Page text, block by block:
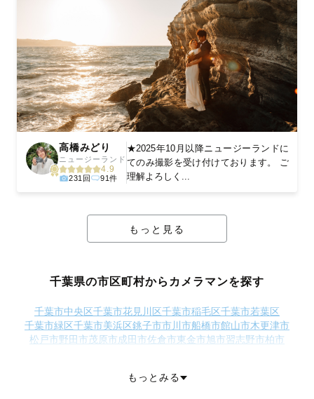
高橋みどり
ニュージーランド
4.9
231回 91件
★2025年10月以降ニュージーランドに
てのみ撮影を受け付けております。 ご
理解よろしく...
もっと見る
千葉県の市区町村からカメラマンを探す
千葉市中央区千葉市花見川区千葉市稲毛区千葉市若葉区
千葉市緑区千葉市美浜区銚子市市川市船橋市館山市木更津市
松戸市野田市茂原市成田市佐倉市東金市旭市習志野市柏市
香取市 山武市いすみ市
もっとみる